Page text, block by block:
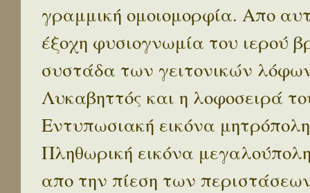
γραμμική ομοιομορφία. Απο
έξοχη φυσιογνωμία του ιερού
συστάδα των γειτονικών
Λυκαβηττός και η λοφοσειρά
Εντυπωσιακή εικόνα
Πληθωρική εικόνα
απο την πίεση των